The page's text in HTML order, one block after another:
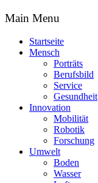
Main Menu
Startseite
Mensch
Porträts
Berufsbild
Service
Gesundheit
Innovation
Mobilität
Robotik
Forschung
Umwelt
Boden
Wasser